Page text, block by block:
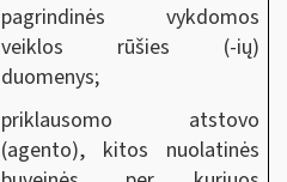
pagrindinės vykdomos
veiklos rūšies (-ių)
duomenys;
priklausomo atstovo
(agento), kitos nuolatinės